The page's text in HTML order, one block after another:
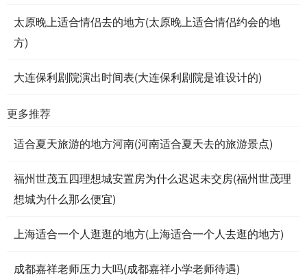
太原晚上适合情侣去的地方(太原晚上适合情侣约会的地
方)
大连保利剧院演出时间表(大连保利剧院是谁设计的)
更多推荐
适合夏天旅游的地方河南(河南适合夏天去的旅游景点)
福州世茂五四理想城安置房为什么迟迟未交房(福州世茂理
想城为什么那么便宜)
上海适合一个人逛逛的地方(上海适合一个人去逛的地方)
成都嘉祥老师压力大吗(成都嘉祥小学老师待遇)